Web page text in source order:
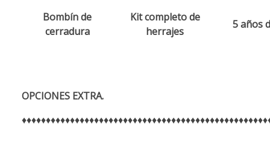
Bombín de
cerradura
Kit completo de
herrajes
5 años
OPCIONES EXTRA.